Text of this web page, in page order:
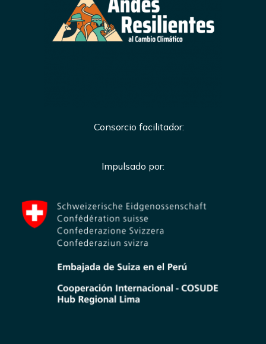
Consorcio facilitador:
Impulsado por: